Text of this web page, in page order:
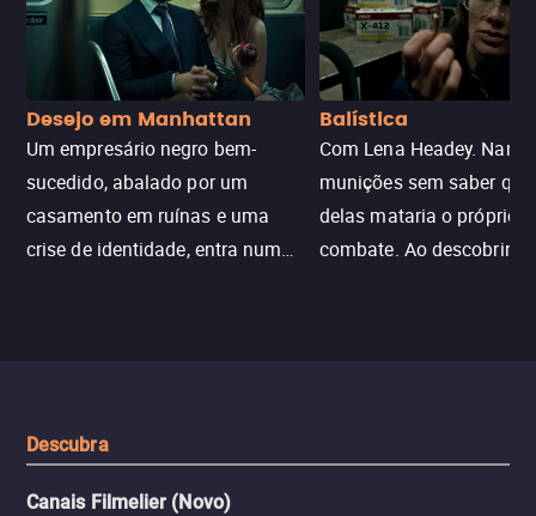
Desejo em Manhattan
Um empresário negro bem-
sucedido, abalado por um
casamento em ruínas e uma
crise de identidade, entra num
Balística
Com Lena Headey.
munições sem saber
delas mataria o próprio
combate. Ao descobrir a
Descubra
Canais Filmelier (Novo)